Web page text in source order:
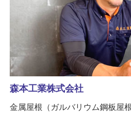
森本工業株式会社
金属屋根（ガルバリウム鋼板屋